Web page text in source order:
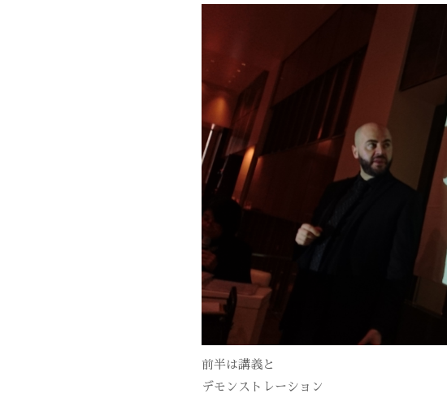
前半は講義と
デモンストレーション